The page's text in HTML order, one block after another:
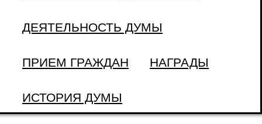
ДЕЯТЕЛЬНОСТЬ ДУМЫ
ПРИЕМ ГРАЖДАН НАГРАДЫ
ИСТОРИЯ ДУМЫ